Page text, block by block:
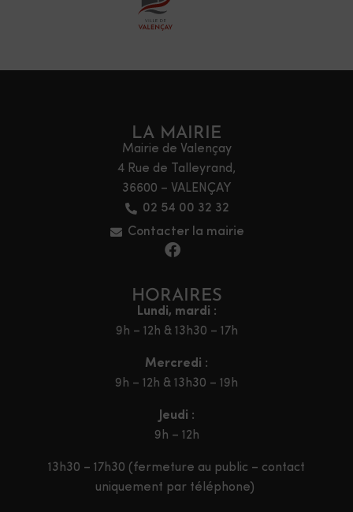
LA MAIRIE
Mairie de Valençay
4 Rue de Talleyrand,
36600 – VALENÇAY
02 54 00 32 32
Contacter la mairie
HORAIRES
Lundi, mardi :
9h – 12h & 13h30 – 17h
Mercredi :
9h – 12h & 13h30 – 19h
Jeudi :
9h – 12h
13h30 – 17h30 (fermeture au public – contact
uniquement par téléphone)